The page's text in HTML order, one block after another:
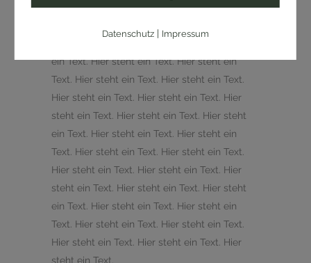
ABOUT THIS PROJECT
ein Text. Hier steht ein Text. Hier steht ein
Text. Hier steht ein Text. Hier steht ein Text.
Hier steht ein Text. Hier steht ein Text. Hier
steht ein Text. Hier steht ein Text. Hier steht
ein Text. Hier steht ein Text. Hier steht ein
Text. Hier steht ein Text. Hier steht ein Text.
Hier steht ein Text. Hier steht ein Text. Hier
steht ein Text. Hier steht ein Text. Hier steht
ein Text. Hier steht ein Text. Hier steht ein
Text. Hier steht ein Text. Hier steht ein Text.
Hier steht ein Text. Hier steht ein Text. Hier
steht ein Text.
Datenschutz| Impressum